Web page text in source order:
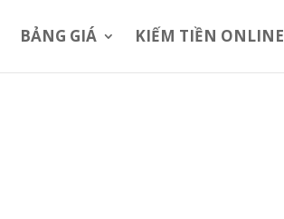
BẢNG GIÁ KIẾM TIỀN ONLINE